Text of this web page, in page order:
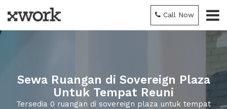
Call Now
Sewa Ruangan di Sovereign Plaza
Untuk Tempat Reuni
Tersedia 0 ruangan di sovereign plaza untuk tempat